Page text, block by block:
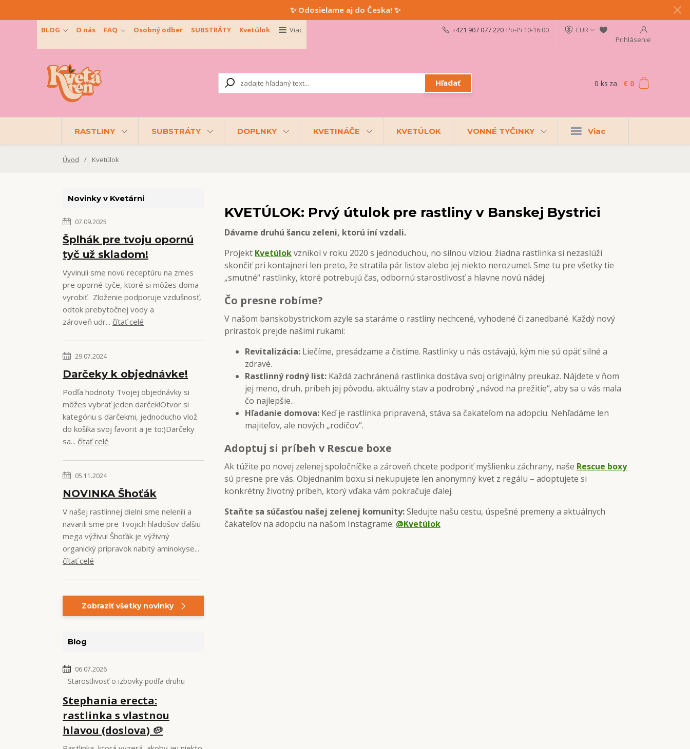
✨ Odosielame aj do Česka! ✨
BLOG O nás FAQ Osobný odber SUBSTRÁTY Kvetúlok Viac
EUR
Prihlásenie
Hľadať
+421 907 077 220 Po-Pi 10-16:00
0 ks za € 0
RASTLINY SUBSTRÁTY DOPLNKY KVETINÁČE KVETÚLOK VONNÉ TYČINKY Viac
Úvod Kvetúlok
Novinky v Kvetárni
07.09.2025
Šplhák pre tvoju opornú
tyč už skladom!
Vyvinuli sme novú receptúru na zmes
pre oporné tyče, ktoré si môžes doma
vyrobiť. Zloženie podporuje vzdušnosť,
odtok prebytočnej vody a
zároveň udr... čítať celé
29.07.2024
Darčeky k objednávke!
Podľa hodnoty Tvojej objednávky si
môžes vybrať jeden darček!Otvor si
kategóriu s darčekmi, jednoducho vlož
do košíka svoj favorit a je to:)Darčeky
sa... čítať celé
05.11.2024
NOVINKA Šhoťák
V našej rastlinnej dielni sme nelenili a
navarili sme pre Tvojich hladošov ďalšiu
mega výživu! Šhoťák je výživný
organický prípravok nabitý aminokyse...
čítať celé
Zobraziť všetky novinky
Blog
06.07.2026
Starostlivosť o izbovky podľa druhu
Stephania erecta:
rastlinka s vlastnou
hlavou (doslova) 🥔
KVETÚLOK: Prvý útulok pre rastliny v Banskej Bystrici
Dávame druhú šancu zeleni, ktorú iní vzdali.
Projekt Kvetúlokvznikol v roku 2020 s jednoduchou, no silnou víziou: žiadna rastlinka si nezaslúži
skončiť pri kontajneri len preto, že stratila pár listov alebo jej niekto nerozumel. Sme tu pre všetky tie
„smutné“ rastlinky, ktoré potrebujú čas, odbornú starostlivosť a hlavne novú nádej.
Čo presne robíme?
V našom banskobystrickom azyle sa staráme o rastliny nechcené, vyhodené či zanedbané. Každý nový
prírastok prejde našimi rukami:
Revitalizácia:Liečíme, presádzame a čistíme. Rastlinky u nás ostávajú, kým nie sú opäť silné a
zdravé.
Rastlinný rodný list:Každá zachránená rastlinka dostáva svoj originálny preukaz. Nájdete v ňom
jej meno, druh, príbeh jej pôvodu, aktuálny stav a podrobný „návod na prežitie“, aby sa u vás mala
čo najlepšie.
Hľadanie domova:Keď je rastlinka pripravená, stáva sa čakateľom na adopciu. Nehľadáme len
majiteľov, ale nových „rodičov“.
Adoptuj si príbeh v Rescue boxe
Ak túžite po novej zelenej spoločníčke a zároveň chcete podporiť myšlienku záchrany, naše Rescue boxy
sú presne pre vás. Objednaním boxu si nekupujete len anonymný kvet z regálu – adoptujete si
konkrétny životný príbeh, ktorý vďaka vám pokračuje ďalej.
Staňte sa súčasťou našej zelenej komunity:Sledujte našu cestu, úspešné premeny a aktuálnych
čakateľov na adopciu na našom Instagrame: @Kvetúlok